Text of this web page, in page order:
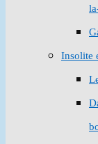
Insolite